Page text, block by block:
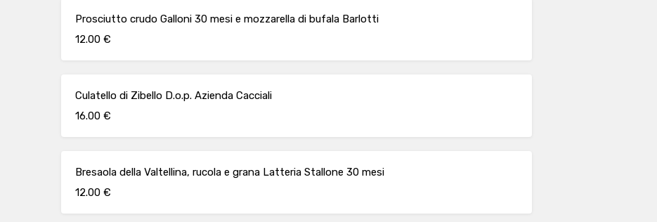
Prosciutto crudo Galloni 30 mesi e mozzarella di bufala Barlotti
12.00 €
Culatello di Zibello D.o.p. Azienda Cacciali
16.00 €
Bresaola della Valtellina, rucola e grana Latteria Stallone 30 mesi
12.00 €